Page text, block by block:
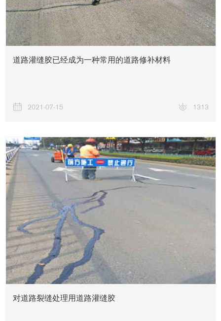
道路灌缝胶已经成为一种常用的道路修补材料
2021-07-15 1313
对道路裂缝处理用道路灌缝胶